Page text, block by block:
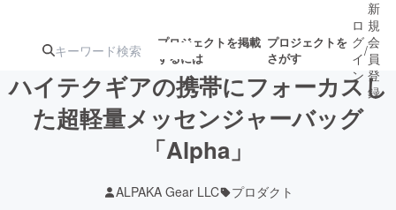
プロジェクトを掲載
するには
プロジェクトを
さがす
注目の新着プロ募集終了が近いプ
ロ
グ
イ
ン
/
新
規
会
員
登
録
ハイテクギアの携帯にフォーカスし
た超軽量メッセンジャーバッグ
「Alpha」
ALPAKA Gear LLC プロダクト